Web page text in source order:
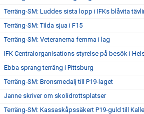
Terräng-SM: Luddes sista lopp i IFKs blåvita
Terräng-SM: Tilda sjua i F15
Terräng-SM: Veteranerna femma i lag
IFK Centralorganisations styrelse på besök i
Ebba sprang terräng i Pittsburg
Terräng-SM: Bronsmedalj till P19-laget
Janne skriver om skolidrottsplatser
Terräng-SM: Kassaskåpssäkert P19-guld till Kalle